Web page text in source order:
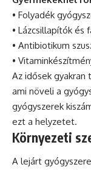
• Folyadék
• Lázcsillapítók és
• Antibiotikum
•
Az idősek
ami növeli a
gyógyszerek
ezt a helyzetet.
Környezeti
A lejárt